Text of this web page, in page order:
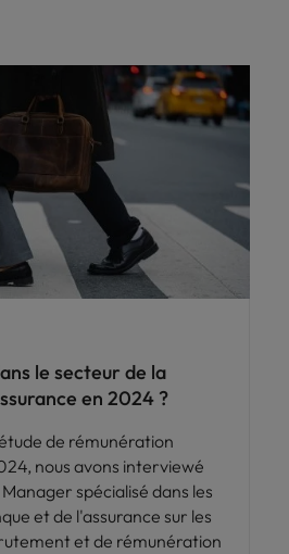
le secteur de la
en 2024 ?
de rémunération
nous avons interviewé
spécialisé dans les
et de l'assurance sur les
et de rémunération